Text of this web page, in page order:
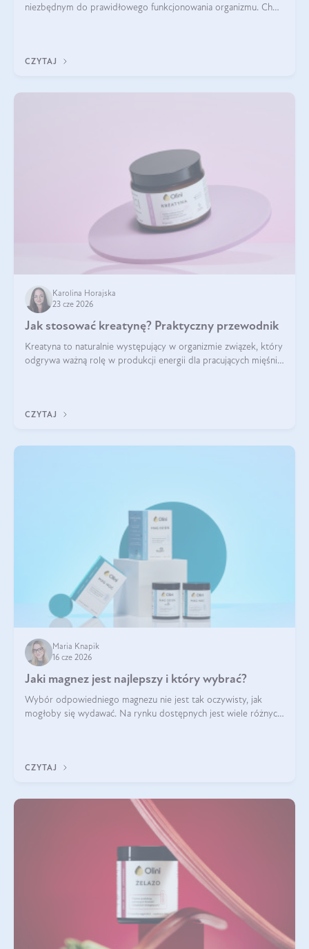
niezbędnym do prawidłowego funkcjonowania organizmu. Choć
CZYTAJ
Karolina Horajska
23 cze 2026
Jak stosować kreatynę? Praktyczny przewodnik
Kreatyna to naturalnie występujący w organizmie związek, który
odgrywa ważną rolę w produkcji energii dla pracujących mięśni.
CZYTAJ
Maria Knapik
16 cze 2026
Jaki magnez jest najlepszy i który wybrać?
Wybór odpowiedniego magnezu nie jest tak oczywisty, jak
mogłoby się wydawać. Na rynku dostępnych jest wiele różnych
CZYTAJ